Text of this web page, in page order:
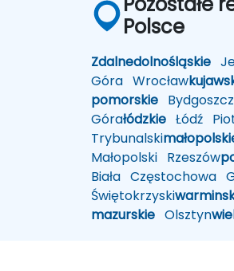
Polsce
Zdalnedolnośląskie
Góra Wrocław
pomorskie Bydgoszcz
Górałódzkie Łódź
Trybunalski
Małopolski Rzeszów
Biała Częstochowa
Świętokrzyski
mazurskie Olsztyn